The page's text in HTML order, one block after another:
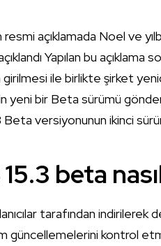
resmi açıklamada Noel ve
Yapılan bu açıklama
ile birlikte şirket
yeni bir Beta sürümü
versiyonunun ikinci
beta
tarafından
güncellemelerini kontrol